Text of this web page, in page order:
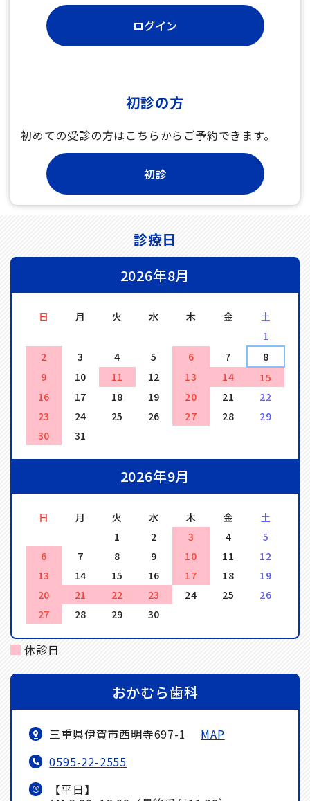
初診の方
初めての受診の方はこちらからご予約できます。
診療日
2026年8月
日 月 火 水 木 金
土
1
2
3 4 5 6 7
8
9
10 11 12 13 14
15
16
17 18 19 20 21
22
23
24 25 26 27 28
29
30
31
2026年9月
日 月 火 水 木 金
土
1
2 3 4
5
6
7 8 9 10 11
12
13
14 15 16 17 18
19
20
21 22 23 24 25
26
27
28 29 30
休診日
おかむら歯科
三重県伊賀市西明寺697-1 MAP
0595-22-2555
【平日】